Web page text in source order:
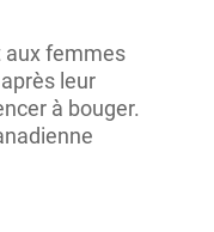
aux femmes
leur
à bouger.